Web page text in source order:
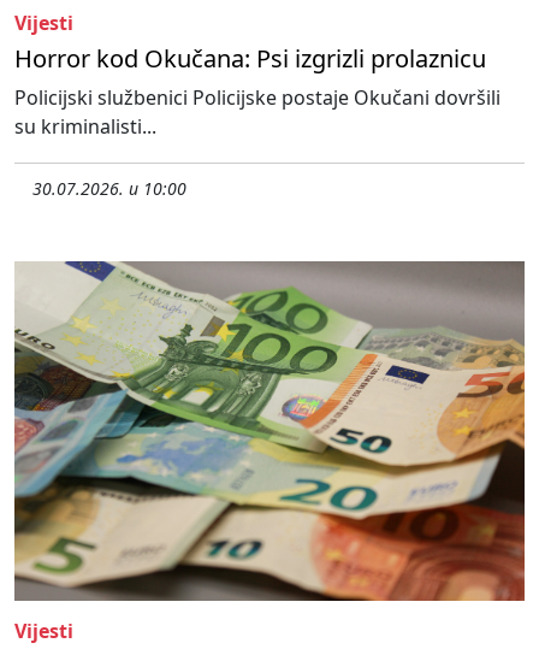
Vijesti
Horror kod Okučana: Psi izgrizli prolaznicu
Policijski službenici Policijske postaje Okučani dovršili
su kriminalisti...
30.07.2026. u 10:00
Vijesti